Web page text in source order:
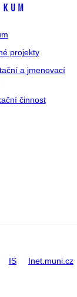
projekty
a jmenovací
činnost
IS Inet.muni.cz